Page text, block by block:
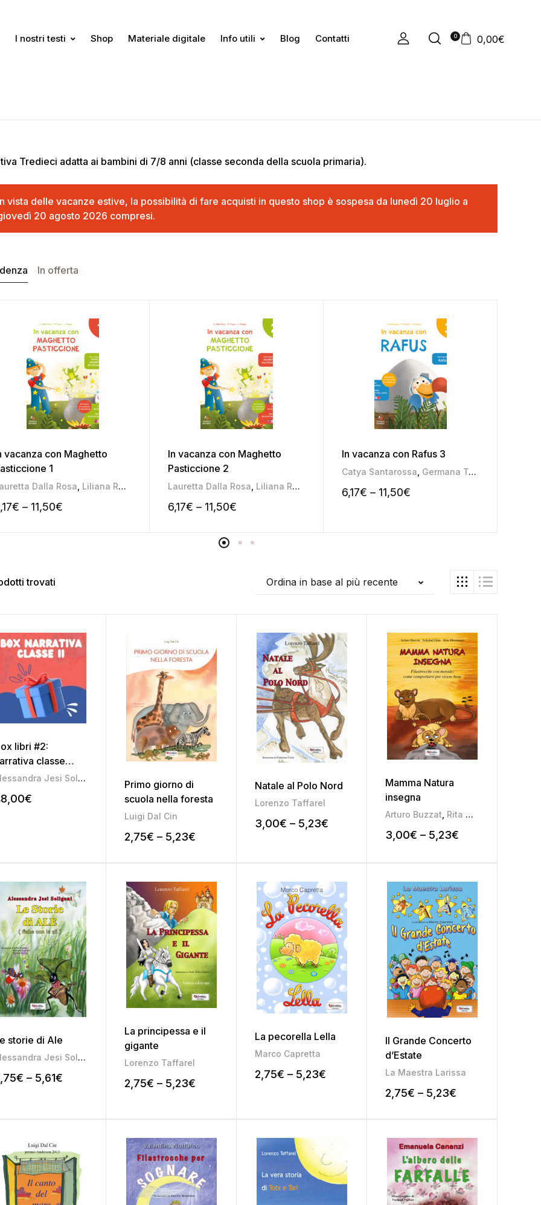
I nostri testi Shop Materiale digitale Info utili Blog Contatti 0 0,00€
Tredieci adatta ai bambini di 7/8 anni (classe seconda della scuola primaria).
vista delle vacanze estive, la possibilità di fare acquisti in questo shop è sospesa da lunedì 20 luglio a
20 agosto 2026 compresi.
In offerta
vacanza con Maghetto
1
Dalla Rosa Liliana Roggia Mariateresa Pozza
€ – 11,50€
In vacanza con Maghetto
Pasticcione 2
Lauretta Dalla Rosa Liliana Roggia Mariateresa Pozza
6,17€ – 11,50€
In vacanza con Rafus 3
Catya Santarossa Germana Taboga
6,17€ – 11,50€
trovati Ordina in base al più recente
libri #2:
classe
Alessandra Jesi Soligoni Leda Luise ,Lorenzo Taffarel
€
Primo giorno di
scuola nella foresta
Luigi Dal Cin
2,75€ – 5,23€
Natale al Polo Nord
Lorenzo Taffarel
3,00€ – 5,23€
Mamma Natura
insegna
Arturo Buzzat Rita Musumeci
3,00€ – 5,23€
storie di Ale
Alessandra Jesi Soligoni
€ – 5,61€
La principessa e il
gigante
Lorenzo Taffarel
2,75€ – 5,23€
La pecorella Lella
Marco Capretta
2,75€ – 5,23€
Il Grande Concerto
d’Estate
La Maestra Larissa
2,75€ – 5,23€